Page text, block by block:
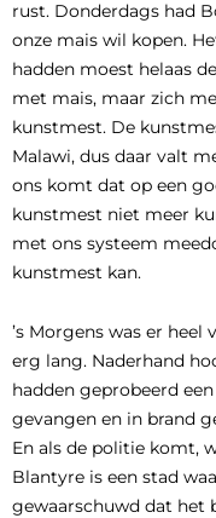
rust. Donderdags had
onze mais wil kopen.
hadden moest helaas
met mais, maar zich
kunstmest. De
Malawi, dus daar valt
ons komt dat op een
kunstmest niet meer
met ons systeem
kunstmest kan.
’s Morgens was er
erg lang. Naderhand
hadden geprobeerd
gevangen en in brand
En als de politie komt,
Blantyre is een stad
gewaarschuwd dat het